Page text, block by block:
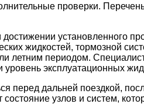
проверки.
достижении установленного
жидкостей, тормозной
летним периодом.
эксплуатационных
перед дальней поездкой,
узлов и систем,